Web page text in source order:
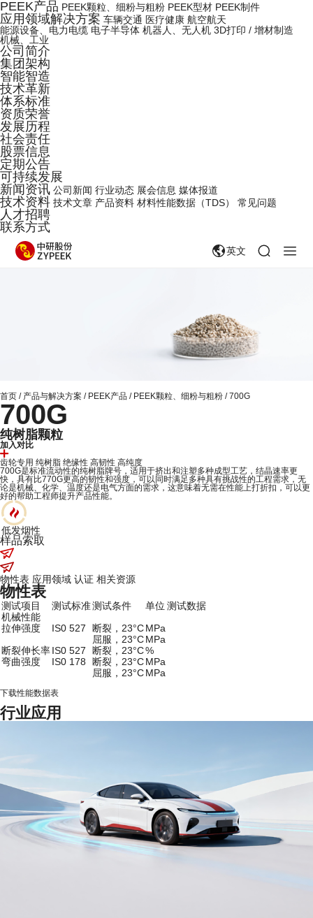
PEEK产品 PEEK颗粒、细粉与粗粉 PEEK型材 PEEK制件
应用领域解决方案 车辆交通 医疗健康 航空航天
能源设备、电力电缆 电子半导体 机器人、无人机 3D打印 / 增材制造
机械、工业
公司简介
集团架构
智能智造
技术革新
体系标准
资质荣誉
发展历程
社会责任
股票信息
定期公告
可持续发展
新闻资讯 公司新闻 行业动态 展会信息 媒体报道
技术资料 技术文章 产品资料 材料性能数据（TDS） 常见问题
人才招聘
联系方式
英文
首页 / 产品与解决方案 / PEEK产品 / PEEK颗粒、细粉与粗粉 /700G
700G
纯树脂颗粒
加入对比
齿轮专用 纯树脂 绝缘性 高韧性 高纯度
700G是标准流动性的纯树脂牌号，适用于挤出和注塑多种成型工艺，结晶速率更
快，具有比770G更高的韧性和强度，可以同时满足多种具有挑战性的工程需求，无
论是机械、化学、温度还是电气方面的需求，这意味着无需在性能上打折扣，可以更
好的帮助工程师提升产品性能。
低发烟性
样品索取
物性表 应用领域 认证 相关资源
物性表
测试项目 测试标准测试条件 单位 测试数据
机械性能
拉伸强度
IS0 527 断裂，23°CMPa
屈服，23°CMPa
断裂伸长率IS0 527 断裂，23°C%
弯曲强度
IS0 178 断裂，23°CMPa
屈服，23°CMPa
下载性能数据表
行业应用